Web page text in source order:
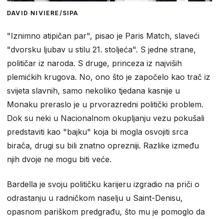
DAVID NIVIERE/SIPA
"Iznimno atipičan par", pisao je Paris Match, slaveći
"dvorsku ljubav u stilu 21. stoljeća". S jedne strane,
političar iz naroda. S druge, princeza iz najviših
plemićkih krugova. No, ono što je započelo kao trač iz
svijeta slavnih, samo nekoliko tjedana kasnije u
Monaku preraslo je u prvorazredni politički problem.
Dok su neki u Nacionalnom okupljanju vezu pokušali
predstaviti kao "bajku" koja bi mogla osvojiti srca
birača, drugi su bili znatno oprezniji. Razlike između
njih dvoje ne mogu biti veće.
Bardella je svoju političku karijeru izgradio na priči o
odrastanju u radničkom naselju u Saint-Denisu,
opasnom pariškom predgrađu, što mu je pomoglo da